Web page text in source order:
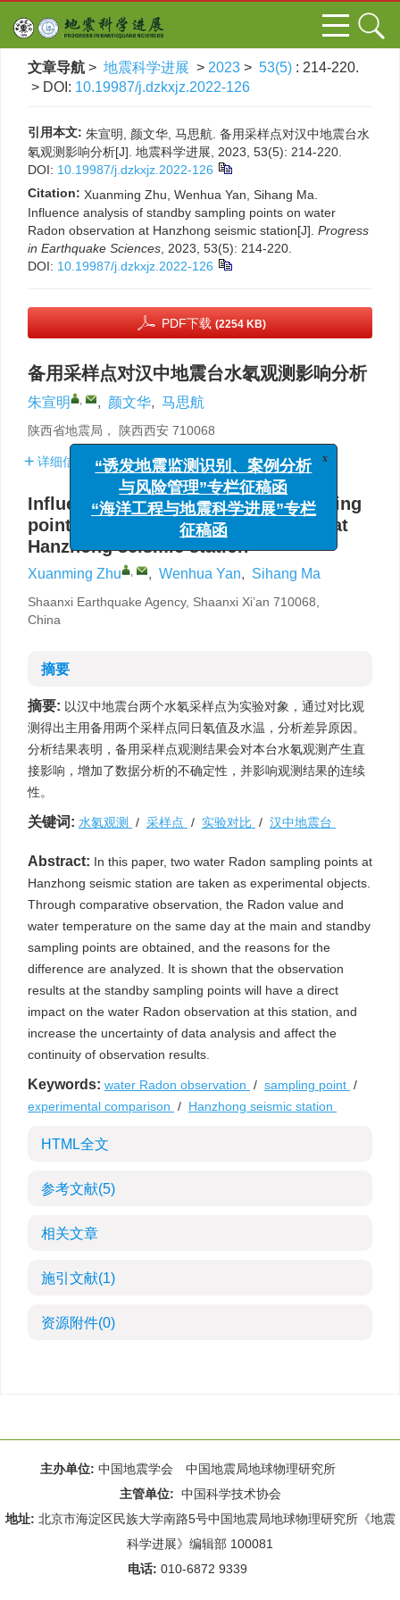
文章导航 > 地震科学进展 > 2023 > 53(5) : 214-220.
> DOI: 10.19987/j.dzkxjz.2022-126
引用本文: 朱宣明, 颜文华, 马思航. 备用采样点对汉中地震台水
氡观测影响分析[J]. 地震科学进展, 2023, 53(5): 214-220.
DOI: 10.19987/j.dzkxjz.2022-126
Citation: Xuanming Zhu, Wenhua Yan, Sihang Ma.
Influence analysis of standby sampling points on water
Radon observation at Hanzhong seismic station[J]. Progress
in Earthquake Sciences , 2023, 53(5): 214-220.
DOI: 10.19987/j.dzkxjz.2022-126
PDF下载 (2254 KB)
备用采样点对汉中地震台水氡观测影响分析
朱宣明 , , 颜文华, 马思航
陕西省地震局， 陕西西安 710068
详细信息
Influence analysis of standby sampling
points on water Radon observation at
Hanzhong seismic station
Xuanming Zhu , , Wenhua Yan, Sihang Ma
Shaanxi Earthquake Agency, Shaanxi Xi’an 710068,
China
摘要
摘要: 以汉中地震台两个水氡采样点为实验对象，通过对比观
测得出主用备用两个采样点同日氡值及水温，分析差异原因。
分析结果表明，备用采样点观测结果会对本台水氡观测产生直
接影响，增加了数据分析的不确定性，并影响观测结果的连续
性。
关键词: 水氡观测 / 采样点 / 实验对比 / 汉中地震台
Abstract: In this paper, two water Radon sampling points at
Hanzhong seismic station are taken as experimental objects.
Through comparative observation, the Radon value and
water temperature on the same day at the main and standby
sampling points are obtained, and the reasons for the
difference are analyzed. It is shown that the observation
results at the standby sampling points will have a direct
impact on the water Radon observation at this station, and
increase the uncertainty of data analysis and affect the
continuity of observation results.
Keywords: water Radon observation / sampling point /
experimental comparison / Hanzhong seismic station
HTML全文
参考文献(5)
相关文章
施引文献(1)
资源附件(0)
主办单位: 中国地震学会 中国地震局地球物理研究所
主管单位: 中国科学技术协会
地址: 北京市海淀区民族大学南路5号中国地震局地球物理研究所《地震
科学进展》编辑部 100081
电话: 010-6872 9339
“诱发地震监测识别、案例分析
与风险管理”专栏征稿函
“海洋工程与地震科学进展”专栏
征稿函